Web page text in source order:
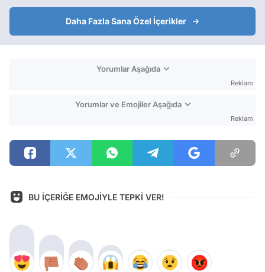
Daha Fazla Sana Özel İçerikler
Yorumlar Aşağıda
Reklam
Yorumlar ve Emojiler Aşağıda
Reklam
BU İÇERİĞE EMOJİYLE TEPKİ VER!